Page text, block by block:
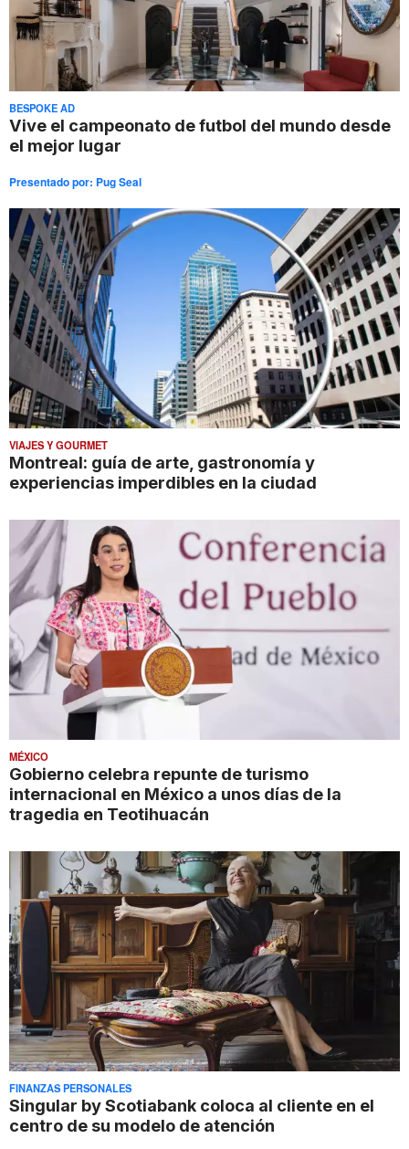
BESPOKE AD
Vive el campeonato de futbol del mundo desde
el mejor lugar
Presentado por: Pug Seal
VIAJES Y GOURMET
Montreal: guía de arte, gastronomía y
experiencias imperdibles en la ciudad
MÉXICO
Gobierno celebra repunte de turismo
internacional en México a unos días de la
tragedia en Teotihuacán
FINANZAS PERSONALES
Singular by Scotiabank coloca al cliente en el
centro de su modelo de atención